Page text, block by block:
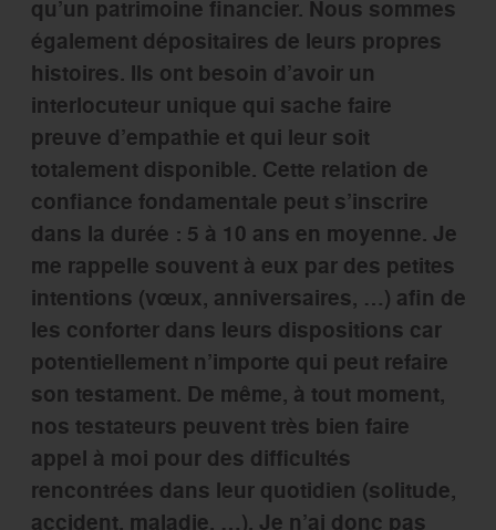
qu’un patrimoine financier. Nous sommes
également dépositaires de leurs propres
histoires. Ils ont besoin d’avoir un
interlocuteur unique qui sache faire
preuve d’empathie et qui leur soit
totalement disponible. Cette relation de
confiance fondamentale peut s’inscrire
dans la durée : 5 à 10 ans en moyenne. Je
me rappelle souvent à eux par des petites
intentions (vœux, anniversaires, …) afin de
les conforter dans leurs dispositions car
potentiellement n’importe qui peut refaire
son testament. De même, à tout moment,
nos testateurs peuvent très bien faire
appel à moi pour des difficultés
rencontrées dans leur quotidien (solitude,
accident, maladie, …). Je n’ai donc pas